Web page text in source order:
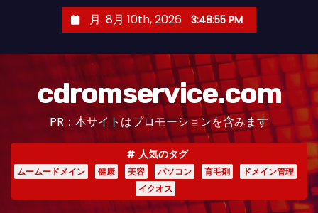
月. 8月 10th, 2026 3:48:58 PM
cdromservice.com
PR：本サイトはプロモーションを含みます
人気のタグ
ムームードメイン 健康 美容 パソコン 育毛剤
ドメイン管理
イクオス